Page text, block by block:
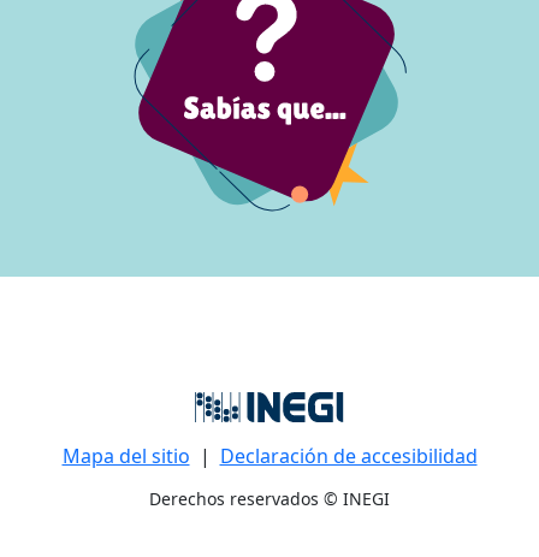
Mapa del sitio | Declaración de accesibilidad
Derechos reservados © INEGI